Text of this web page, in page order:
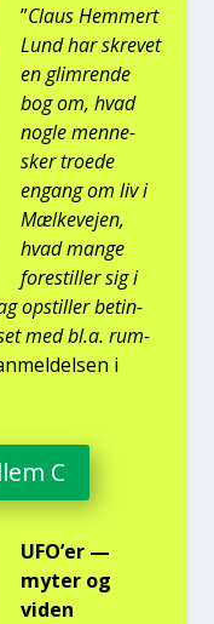
”Claus Hem­mert
Lund har skre­vet
en glim­ren­de
bog om, hvad
nog­le men­ne­
sker tro­e­de
engang om liv i
Mæl­ke­vej­en,
hvad man­ge
fore­stil­ler sig i
opstil­ler betin­
med bl.a. rum­
i
C
UFO’er —
myter og
viden